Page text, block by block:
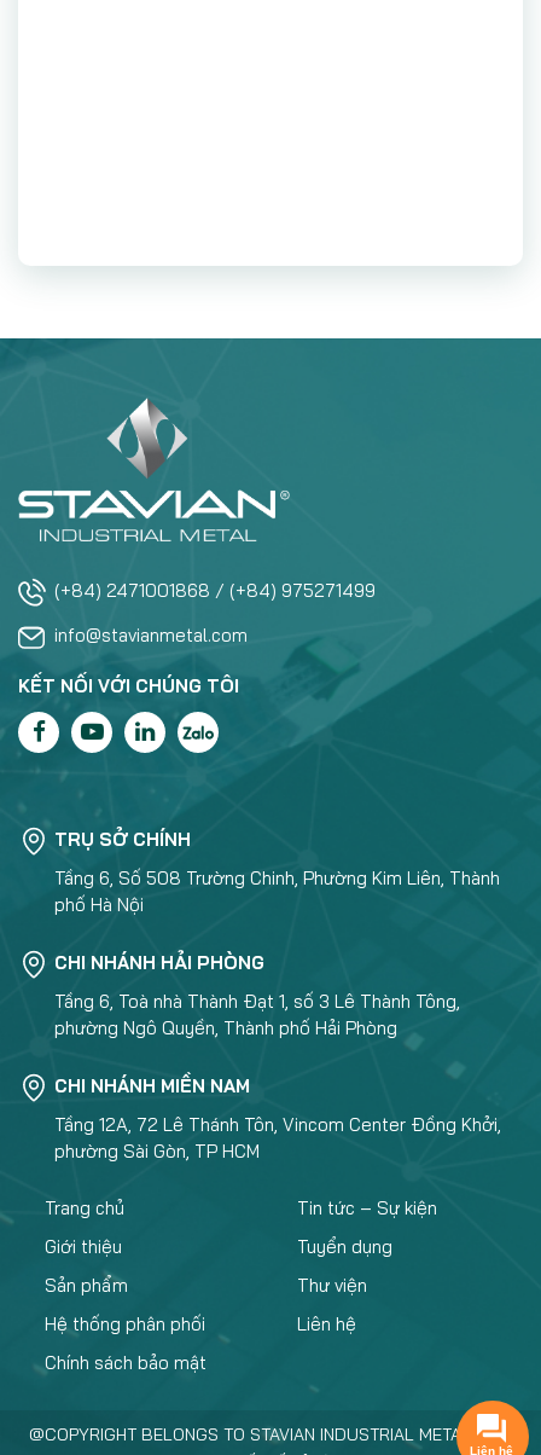
(+84) 2471001868 / (+84) 975271499
info@stavianmetal.com
KẾT NỐI VỚI CHÚNG TÔI
TRỤ SỞ CHÍNH
Tầng 6, Số 508 Trường Chinh, Phường Kim Liên, Thành
phố Hà Nội
CHI NHÁNH HẢI PHÒNG
Tầng 6, Toà nhà Thành Đạt 1, số 3 Lê Thành Tông,
phường Ngô Quyền, Thành phố Hải Phòng
CHI NHÁNH MIỀN NAM
Tầng 12A, 72 Lê Thánh Tôn, Vincom Center Đồng Khởi,
phường Sài Gòn, TP HCM
Trang chủ
Giới thiệu
Sản phẩm
Hệ thống phân phối
Chính sách bảo mật
Tin tức – Sự kiện
Tuyển dụng
Thư viện
Liên hệ
@COPYRIGHT BELONGS TO STAVIAN INDUSTRIAL METAL.,JSC
Liên hệ